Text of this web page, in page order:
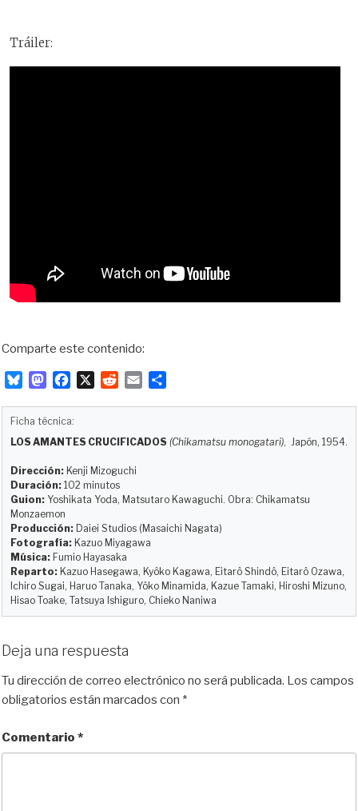
Tráiler:
Comparte este contenido:
u
s
k
y
M
o
d
o
n
b
o
o
k
X
i
t
l
a
i
Ficha técnica:
LOS AMANTES CRUCIFICADOS (Chikamatsu monogatari), Japón, 1954.
Dirección: Kenji Mizoguchi
Duración: 102 minutos
Guion: Yoshikata Yoda, Matsutaro Kawaguchi. Obra: Chikamatsu
Monzaemon
Producción: Daiei Studios (Masaichi Nagata)
Fotografía: Kazuo Miyagawa
Música: Fumio Hayasaka
Reparto: Kazuo Hasegawa, Kyôko Kagawa, Eitarô Shindô, Eitarô Ozawa,
Ichiro Sugai, Haruo Tanaka, Yôko Minamida, Kazue Tamaki, Hiroshi Mizuno,
Hisao Toake, Tatsuya Ishiguro, Chieko Naniwa
Deja una respuesta
Tu dirección de correo electrónico no será publicada. Los campos
obligatorios están marcados con *
Comentario *